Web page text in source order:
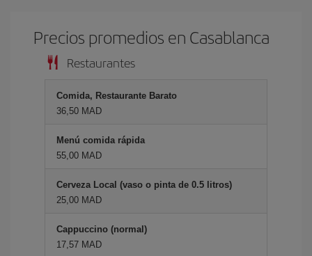
Precios promedios en Casablanca
Restaurantes
Comida, Restaurante Barato
36,50 MAD
Menú comida rápida
55,00 MAD
Cerveza Local (vaso o pinta de 0.5 litros)
25,00 MAD
Cappuccino (normal)
17,57 MAD